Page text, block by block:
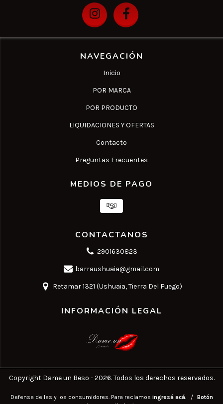
NAVEGACIÓN
Inicio
POR MARCA
POR PRODUCTO
LIQUIDACIONES Y OFERTAS
Contacto
Preguntas Frecuentes
MEDIOS DE PAGO
CONTACTANOS
2901630823
barraushuaia@gmail.com
Retamar 1321 (Ushuaia, Tierra Del Fuego)
INFORMACIÓN LEGAL
Copyright Dame un Beso - 2026. Todos los derechos reservados.
Defensa de las y los consumidores. Para reclamos ingresá acá. /
Botón